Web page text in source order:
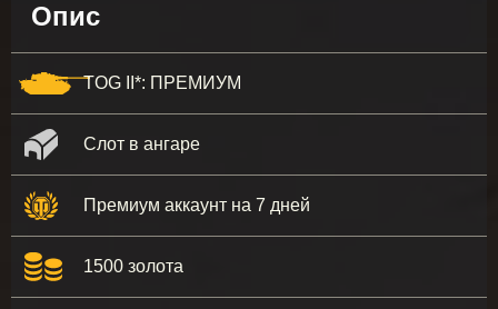
Опис
TOG II*: ПРЕМИУМ
Слот в ангаре
Премиум аккаунт на 7 дней
1500 золота